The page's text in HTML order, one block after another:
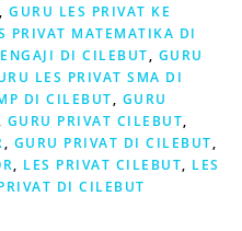
, GURU LES PRIVAT KE
PRIVAT MATEMATIKA DI
DI CILEBUT, GURU
LES PRIVAT SMA DI
DI CILEBUT, GURU
GURU PRIVAT CILEBUT,
, GURU PRIVAT DI CILEBUT,
, LES PRIVAT CILEBUT, LES
DI CILEBUT